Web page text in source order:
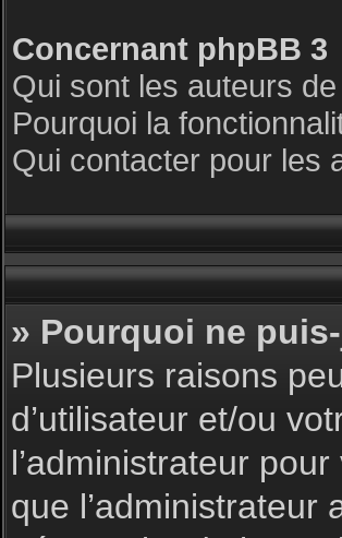
Concernant phpBB 3
Qui sont les auteurs
Pourquoi la
Qui contacter pour les
» Pourquoi ne
Plusieurs raisons
d’utilisateur et/ou
l’administrateur
que l’administrateur